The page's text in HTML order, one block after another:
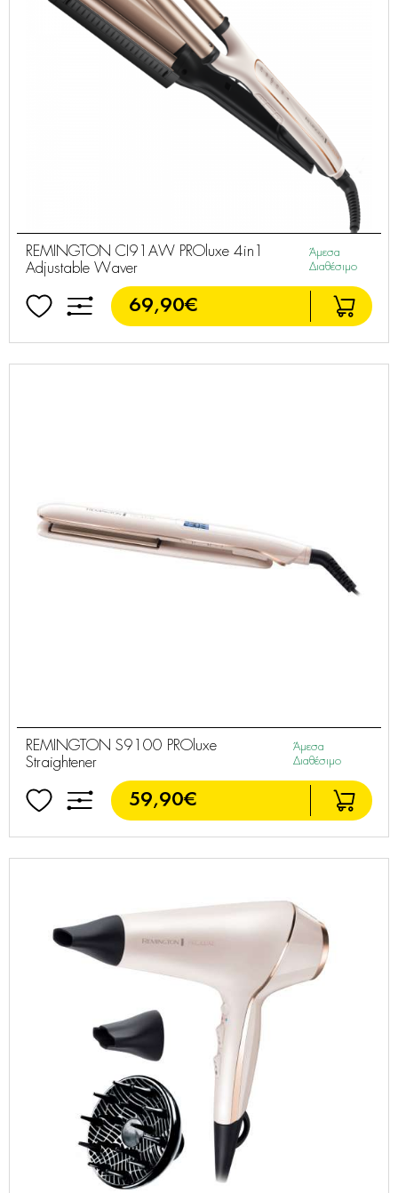
REMINGTON CI91AW PROluxe 4in1
Adjustable Waver
Άμεσα
Διαθέσιμο
69,90€
REMINGTON S9100 PROluxe
Straightener
Άμεσα
Διαθέσιμο
59,90€